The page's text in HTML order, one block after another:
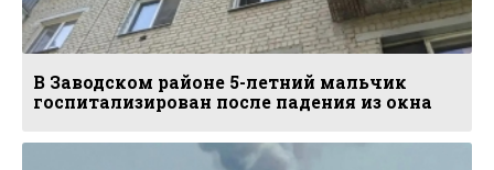
В Заводском районе 5-летний мальчик
госпитализирован после падения из окна